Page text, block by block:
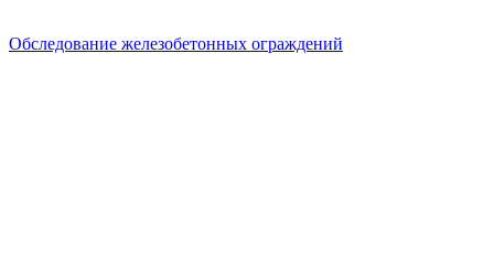
Обследование железобетонных ограждений